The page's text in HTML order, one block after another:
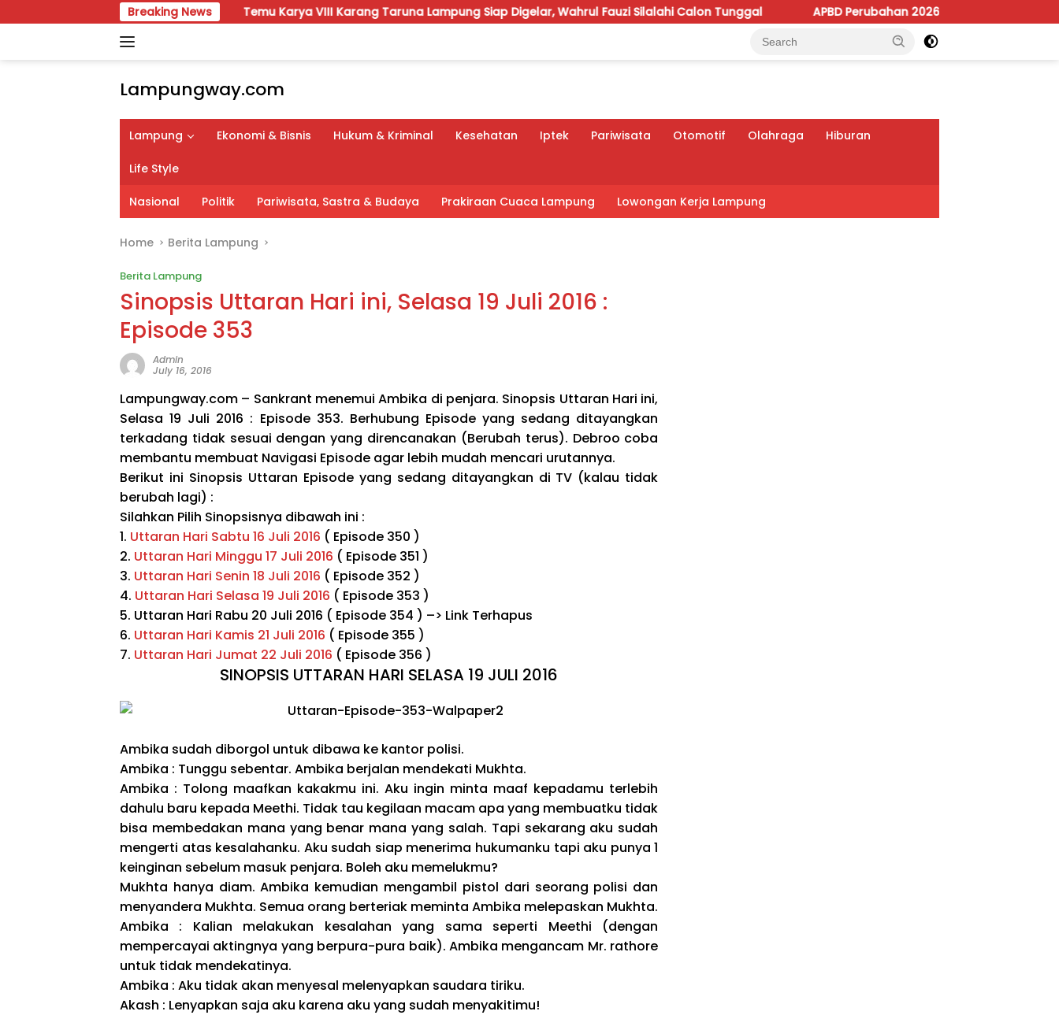
to
Breaking News
Temu Karya VIII Karang Taruna Lampung Siap Digelar, Wahrul Fauzi Silalahi Calon Tunggal APBD Perubahan 2026 Dipoles, Giri Pastikan Anggaran
Lampungway.com
Berita
Daerah
Lampung
Terpercaya
dan
Terupdate
Lampung Ekonomi & Bisnis Hukum & Kriminal Kesehatan Iptek Pariwisata Otomotif Olahraga Hiburan
Life Style
Nasional Politik Pariwisata, Sastra & Budaya Prakiraan Cuaca Lampung Lowongan Kerja Lampung
Home Berita Lampung
Berita Lampung
Sinopsis Uttaran Hari ini, Selasa 19 Juli 2016 :
Episode 353
Admin
July 16, 2016
Lampungway.com – Sankrant menemui Ambika di penjara. Sinopsis Uttaran Hari ini,
Selasa 19 Juli 2016 : Episode 353. Berhubung Episode yang sedang ditayangkan
terkadang tidak sesuai dengan yang direncanakan (Berubah terus). Debroo coba
membantu membuat Navigasi Episode agar lebih mudah mencari urutannya.
Berikut ini Sinopsis Uttaran Episode yang sedang ditayangkan di TV (kalau tidak
berubah lagi) :
Silahkan Pilih Sinopsisnya dibawah ini :
1. Uttaran Hari Sabtu 16 Juli 2016 ( Episode 350 )
2. Uttaran Hari Minggu 17 Juli 2016 ( Episode 351 )
3. Uttaran Hari Senin 18 Juli 2016 ( Episode 352 )
4. Uttaran Hari Selasa 19 Juli 2016 ( Episode 353 )
5. Uttaran Hari Rabu 20 Juli 2016 ( Episode 354 ) –> Link Terhapus
6. Uttaran Hari Kamis 21 Juli 2016 ( Episode 355 )
7. Uttaran Hari Jumat 22 Juli 2016 ( Episode 356 )
SINOPSIS UTTARAN HARI SELASA 19 JULI 2016
Ambika sudah diborgol untuk dibawa ke kantor polisi.
Ambika : Tunggu sebentar. Ambika berjalan mendekati Mukhta.
Ambika : Tolong maafkan kakakmu ini. Aku ingin minta maaf kepadamu terlebih
dahulu baru kepada Meethi. Tidak tau kegilaan macam apa yang membuatku tidak
bisa membedakan mana yang benar mana yang salah. Tapi sekarang aku sudah
mengerti atas kesalahanku. Aku sudah siap menerima hukumanku tapi aku punya 1
keinginan sebelum masuk penjara. Boleh aku memelukmu?
Mukhta hanya diam. Ambika kemudian mengambil pistol dari seorang polisi dan
menyandera Mukhta. Semua orang berteriak meminta Ambika melepaskan Mukhta.
Ambika : Kalian melakukan kesalahan yang sama seperti Meethi (dengan
mempercayai aktingnya yang berpura-pura baik). Ambika mengancam Mr. rathore
untuk tidak mendekatinya.
Ambika : Aku tidak akan menyesal melenyapkan saudara tiriku.
Akash : Lenyapkan saja aku karena aku yang sudah menyakitimu!